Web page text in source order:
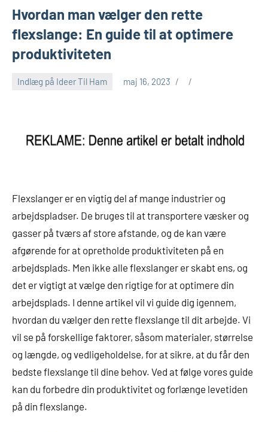
Hvordan man vælger den rette
flexslange: En guide til at optimere
produktiviteten
Indlæg på Ideer Til Ham maj 16, 2023
Flexslanger er en vigtig del af mange industrier og
arbejdspladser. De bruges til at transportere væsker og
gasser på tværs af store afstande, og de kan være
afgørende for at opretholde produktiviteten på en
arbejdsplads. Men ikke alle flexslanger er skabt ens, og
det er vigtigt at vælge den rigtige for at optimere din
arbejdsplads. I denne artikel vil vi guide dig igennem,
hvordan du vælger den rette flexslange til dit arbejde. Vi
vil se på forskellige faktorer, såsom materialer, størrelse
og længde, og vedligeholdelse, for at sikre, at du får den
bedste flexslange til dine behov. Ved at følge vores guide
kan du forbedre din produktivitet og forlænge levetiden
på din flexslange.